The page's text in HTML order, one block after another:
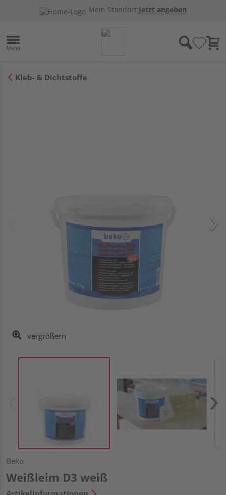
Mein Standort:Jetzt angeben
Kleb- & Dichtstoffe
vergrößern
Beko
Weißleim D3 weiß